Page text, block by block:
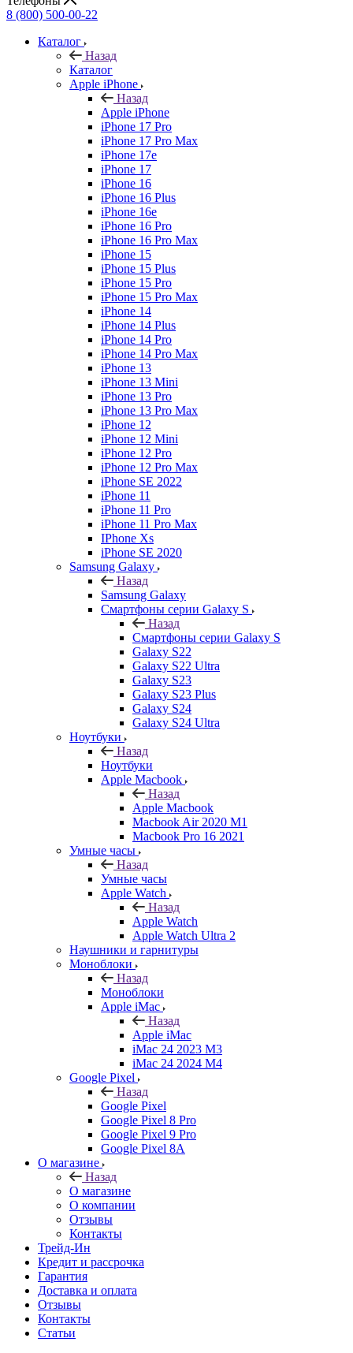
8 (800) 500-00-22
Каталог
Назад
Каталог
Apple iPhone
Назад
Apple iPhone
iPhone 17 Pro
iPhone 17 Pro Max
iPhone 17e
iPhone 17
iPhone 16
iPhone 16 Plus
iPhone 16e
iPhone 16 Pro
iPhone 16 Pro Max
iPhone 15
iPhone 15 Plus
iPhone 15 Pro
iPhone 15 Pro Max
iPhone 14
iPhone 14 Plus
iPhone 14 Pro
iPhone 14 Pro Max
iPhone 13
iPhone 13 Mini
iPhone 13 Pro
iPhone 13 Pro Max
iPhone 12
iPhone 12 Mini
iPhone 12 Pro
iPhone 12 Pro Max
iPhone SE 2022
iPhone 11
iPhone 11 Pro
iPhone 11 Pro Max
IPhone Xs
iPhone SE 2020
Samsung Galaxy
Назад
Samsung Galaxy
Смартфоны серии Galaxy S
Назад
Смартфоны серии Galaxy S
Galaxy S22
Galaxy S22 Ultra
Galaxy S23
Galaxy S23 Plus
Galaxy S24
Galaxy S24 Ultra
Ноутбуки
Назад
Ноутбуки
Apple Macbook
Назад
Apple Macbook
Macbook Air 2020 M1
Macbook Pro 16 2021
Умные часы
Назад
Умные часы
Apple Watch
Назад
Apple Watch
Apple Watch Ultra 2
Наушники и гарнитуры
Моноблоки
Назад
Моноблоки
Apple iMac
Назад
Apple iMac
iMac 24 2023 M3
iMac 24 2024 M4
Google Pixel
Назад
Google Pixel
Google Pixel 8 Pro
Google Pixel 9 Pro
Google Pixel 8A
О магазине
Назад
О магазине
О компании
Отзывы
Контакты
Трейд-Ин
Кредит и рассрочка
Гарантия
Доставка и оплата
Отзывы
Контакты
Статьи